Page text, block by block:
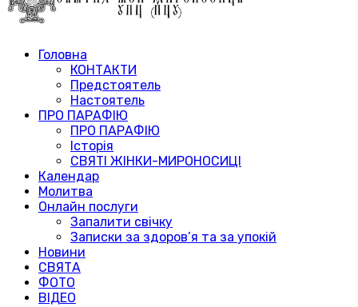
Головна
КОНТАКТИ
Предстоятель
Настоятель
ПРО ПАРАФІЮ
ПРО ПАРАФІЮ
Історія
СВЯТІ ЖІНКИ-МИРОНОСИЦІ
Календар
Молитва
Онлайн послуги
Запалити свічку
Записки за здоров’я та за упокій
Новини
СВЯТА
ФОТО
ВІДЕО